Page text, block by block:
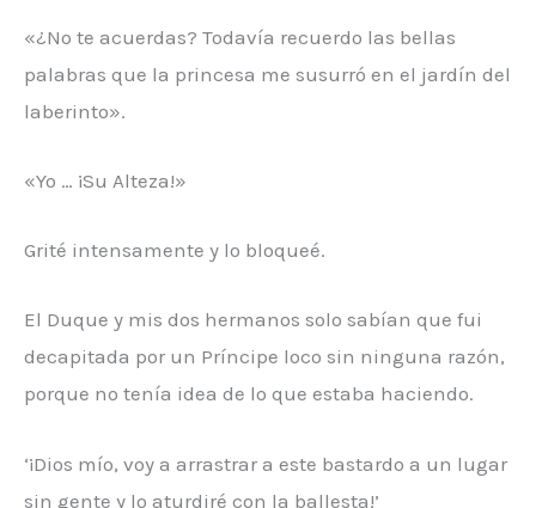
«¿No te acuerdas? Todavía recuerdo las bellas
palabras que la princesa me susurró en el jardín del
laberinto».
«Yo … ¡Su Alteza!»
Grité intensamente y lo bloqueé.
El Duque y mis dos hermanos solo sabían que fui
decapitada por un Príncipe loco sin ninguna razón,
porque no tenía idea de lo que estaba haciendo.
‘¡Dios mío, voy a arrastrar a este bastardo a un lugar
sin gente y lo aturdiré con la ballesta!’